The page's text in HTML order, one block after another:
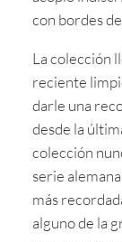
con bordes
La colección
reciente
darle una
desde la
colección
serie
más
alguno de la